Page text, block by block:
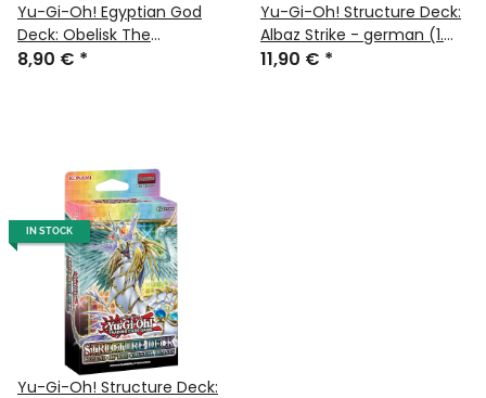
Yu-Gi-Oh! Egyptian God
Deck: Obelisk The
Tormentor - deutsch (1.
8,90 € *
Yu-Gi-Oh! Structure Deck:
Albaz Strike - german (1.
edition)
11,90 € *
IN STOCK
Yu-Gi-Oh! Structure Deck: